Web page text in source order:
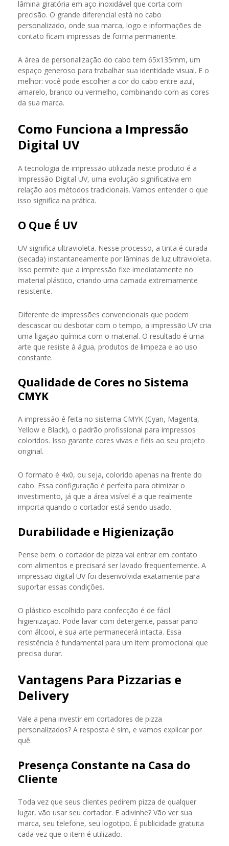
lâmina giratória em aço inoxidável que corta com
precisão. O grande diferencial está no cabo
personalizado, onde sua marca, logo e informações de
contato ficam impressas de forma permanente.
A área de personalização do cabo tem 65x135mm, um
espaço generoso para trabalhar sua identidade visual. E o
melhor: você pode escolher a cor do cabo entre azul,
amarelo, branco ou vermelho, combinando com as cores
da sua marca.
Como Funciona a Impressão
Digital UV
A tecnologia de impressão utilizada neste produto é a
Impressão Digital UV, uma evolução significativa em
relação aos métodos tradicionais. Vamos entender o que
isso significa na prática.
O Que É UV
UV significa ultravioleta. Nesse processo, a tinta é curada
(secada) instantaneamente por lâminas de luz ultravioleta.
Isso permite que a impressão fixe imediatamente no
material plástico, criando uma camada extremamente
resistente.
Diferente de impressões convencionais que podem
descascar ou desbotar com o tempo, a impressão UV cria
uma ligação química com o material. O resultado é uma
arte que resiste à água, produtos de limpeza e ao uso
constante.
Qualidade de Cores no Sistema
CMYK
A impressão é feita no sistema CMYK (Cyan, Magenta,
Yellow e Black), o padrão profissional para impressos
coloridos. Isso garante cores vivas e fiéis ao seu projeto
original.
O formato é 4x0, ou seja, colorido apenas na frente do
cabo. Essa configuração é perfeita para otimizar o
investimento, já que a área visível é a que realmente
importa quando o cortador está sendo usado.
Durabilidade e Higienização
Pense bem: o cortador de pizza vai entrar em contato
com alimentos e precisará ser lavado frequentemente. A
impressão digital UV foi desenvolvida exatamente para
suportar essas condições.
O plástico escolhido para confecção é de fácil
higienização. Pode lavar com detergente, passar pano
com álcool, e sua arte permanecerá intacta. Essa
resistência é fundamental para um item promocional que
precisa durar.
Vantagens Para Pizzarias e
Delivery
Vale a pena investir em cortadores de pizza
personalizados? A resposta é sim, e vamos explicar por
quê.
Presença Constante na Casa do
Cliente
Toda vez que seus clientes pedirem pizza de qualquer
lugar, vão usar seu cortador. E adivinhe? Vão ver sua
marca, seu telefone, seu logotipo. É publicidade gratuita
cada vez que o item é utilizado.